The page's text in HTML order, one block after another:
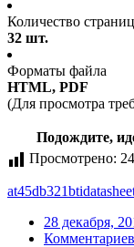
Количество страниц
32 шт.
Форматы файла
HTML, PDF
(Для просмотра
Подождите,
Просмотрено:
at45db321bti
28 декабря,